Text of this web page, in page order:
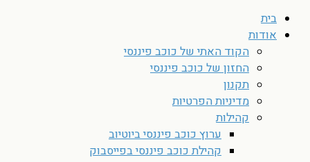
בית
אודות
הקוד האתי של כוכב פיננסי
החזון של כוכב פיננסי
תקנון
מדיניות הפרטיות
קהילות
ערוץ כוכב פיננסי ביוטיוב
קהילת כוכב פיננסי בפייסבוק